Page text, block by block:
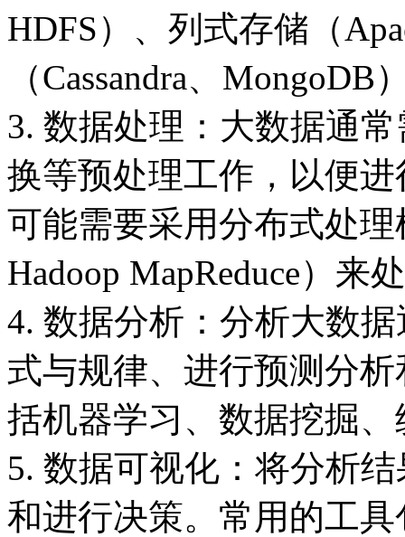
HDFS）、列式存储（
（Cassandra、MongoDB
3. 数据处理：大数据通
换等预处理工作，以便
可能需要采用分布式处理
Hadoop MapReduce）来
4. 数据分析：分析大数
式与规律、进行预测分
括机器学习、数据挖掘
5. 数据可视化：将分析
和进行决策。常用的工具